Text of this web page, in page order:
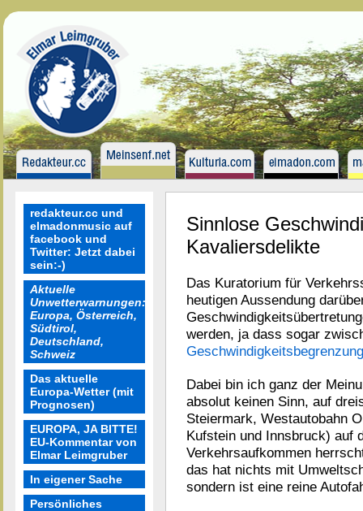
redakteur.cc und
elmadonmusic auf
facebook und
Twitter: Jetzt dabei
sein:-)
Aktuelle
Unwetterwarnungen:
Europa, Österreich,
Südtirol,
Deutschland,
Schweiz
Das aktuelle
Europa-Wetter (mit
Prognosen)
EUROPA, JA BITTE!
EU-Kommentar von
Elmar Leimgruber
In eigener Sache
Persönliches
Sinnlose
Kavaliersdelikte
Das Kuratorium für
heutigen Aussendung
werden, ja dass sogar
Dabei bin ich ganz der
absolut keinen Sinn, auf
Steiermark, Westautobahn
Kufstein und Innsbruck) auf
Verkehrsaufkommen
das hat nichts mit
sondern ist eine reine